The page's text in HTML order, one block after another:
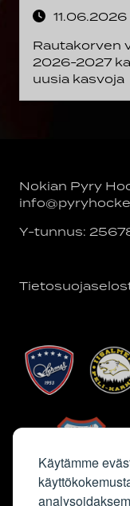
Käytämme
11.06.2026
Rautakorven
2026-2027
uusia kasvoja
Nokian Pyry
Y-tunnus: